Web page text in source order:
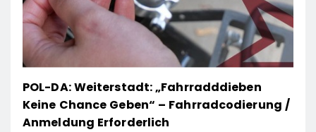
POL-DA: Weiterstadt: „Fahrradddieben
Keine Chance Geben“ – Fahrradcodierung /
Anmeldung Erforderlich